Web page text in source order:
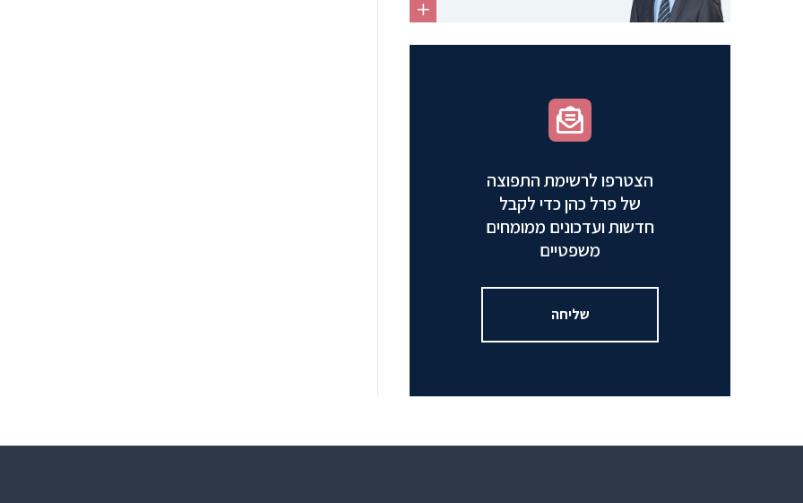
הצטרפו לרשימת התפוצה
של פרל כהן כדי לקבל
חדשות ועדכונים ממומחים
משפטיים
שליחה